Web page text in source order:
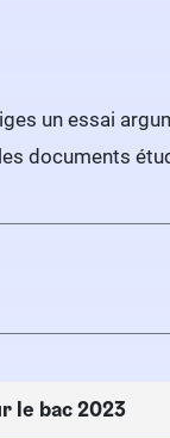
un essai
documents
le bac 2023